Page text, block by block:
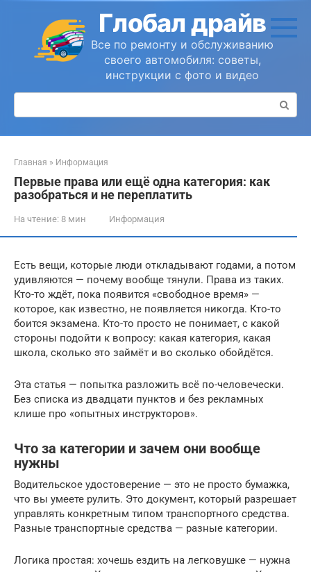
контенту
Глобал драйв
Все по ремонту и обслуживанию
своего автомобиля: советы,
инструкции с фото и видео
Поиск:
Главная » Информация
Первые права или ещё одна категория: как
разобраться и не переплатить
На чтение: 8 мин Информация
Есть вещи, которые люди откладывают годами, а потом
удивляются — почему вообще тянули. Права из таких.
Кто-то ждёт, пока появится «свободное время» —
которое, как известно, не появляется никогда. Кто-то
боится экзамена. Кто-то просто не понимает, с какой
стороны подойти к вопросу: какая категория, какая
школа, сколько это займёт и во сколько обойдётся.
Эта статья — попытка разложить всё по-человечески.
Без списка из двадцати пунктов и без рекламных
клише про «опытных инструкторов».
Что за категории и зачем они вообще
нужны
Водительское удостоверение — это не просто бумажка,
что вы умеете рулить. Это документ, который разрешает
управлять конкретным типом транспортного средства.
Разные транспортные средства — разные категории.
Логика простая: хочешь ездить на легковушке — нужна